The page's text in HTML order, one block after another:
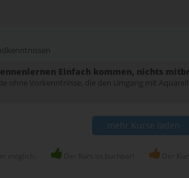
Einfach kommen, nichts
ohne Vorkenntnisse, die den Umgang mit
mehr Kurse laden